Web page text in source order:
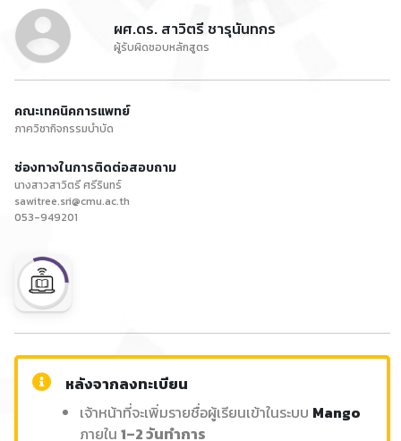
ผศ.ดร. สาวิตรี ชารุนันทกร
ผู้รับผิดชอบหลักสูตร
คณะเทคนิคการแพทย์
ภาควิชากิจกรรมบําบัด
ช่องทางในการติดต่อสอบถาม
นางสาวสาวิตรี ศรีรินทร์
sawitree.sri@cmu.ac.th
053-949201
หลังจากลงทะเบียน
เจ้าหน้าที่จะเพิ่มรายชื่อผู้เรียนเข้าในระบบ Mango
ภายใน 1–2 วันทำการ